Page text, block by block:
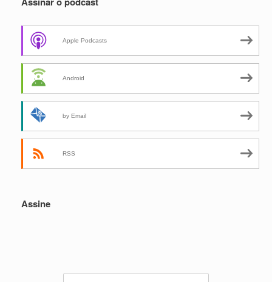
Apple Podcasts
Android
by Email
RSS
Assine